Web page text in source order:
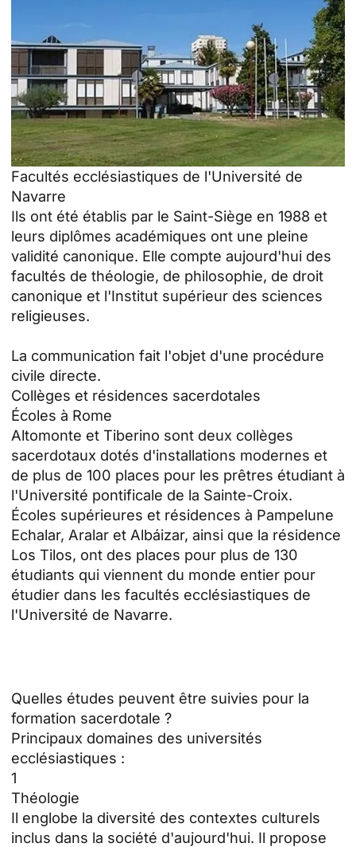
Facultés ecclésiastiques de l'Université de
Navarre
Ils ont été établis par le Saint-Siège en 1988 et
leurs diplômes académiques ont une pleine
validité canonique. Elle compte aujourd'hui des
facultés de théologie, de philosophie, de droit
canonique et l'Institut supérieur des sciences
religieuses.
La communication fait l'objet d'une procédure
civile directe.
Collèges et résidences sacerdotales
Écoles à Rome
Altomonte et Tiberino sont deux collèges
sacerdotaux dotés d'installations modernes et
de plus de 100 places pour les prêtres étudiant à
l'Université pontificale de la Sainte-Croix.
Écoles supérieures et résidences à Pampelune
Echalar, Aralar et Albáizar, ainsi que la résidence
Los Tilos, ont des places pour plus de 130
étudiants qui viennent du monde entier pour
étudier dans les facultés ecclésiastiques de
l'Université de Navarre.
Quelles études peuvent être suivies pour la
formation sacerdotale ?
Principaux domaines des universités
ecclésiastiques :
1
Théologie
Il englobe la diversité des contextes culturels
inclus dans la société d'aujourd'hui. Il propose